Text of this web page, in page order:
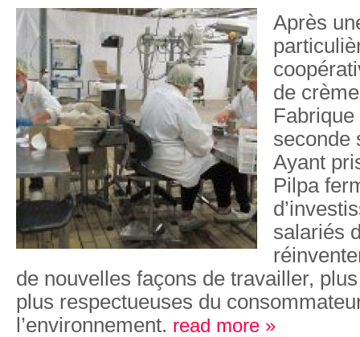
Après
de
seconde
Ayant
Pilpa
salariés
de nouvelles façons de travailler,
plus respectueuses du
l’environnement. read more »